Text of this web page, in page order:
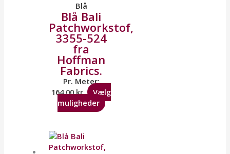
Blå
Blå Bali
Patchworkstof,
3355-524
fra
Hoffman
Fabrics.
Pr. Meter:
164,00kr.
Vælg
muligheder